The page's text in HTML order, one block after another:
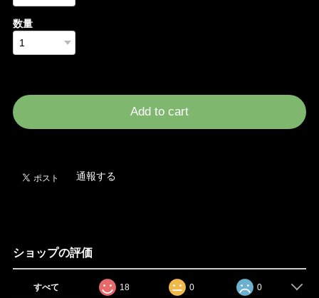
数量
Add to cart
通報する
ショップの評価
すべて 18 0 0